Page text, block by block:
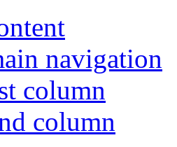
navigation
column
column